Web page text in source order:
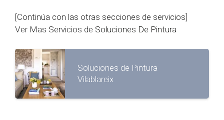
[Continúa con las otras secciones de servicios]
Ver Mas Servicios de Soluciones De Pintura
Soluciones de Pintura
Vilablareix